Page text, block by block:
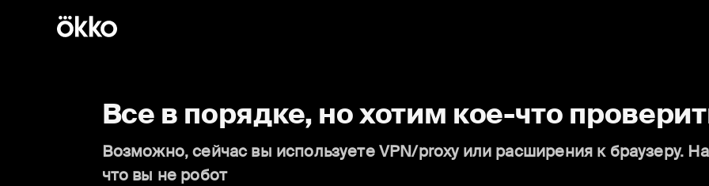
Все в порядке, но хотим кое-что
Возможно, сейчас вы используете VPN/proxy или расширения к браузеру.
что вы не робот